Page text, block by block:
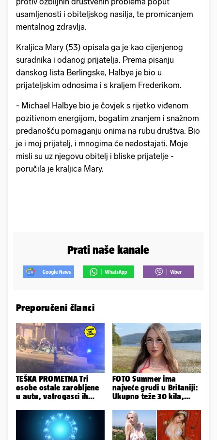
usamljenosti i obiteljskog nasilja, te promicanjem
mentalnog zdravlja.
Kraljica Mary (53) opisala ga je kao cijenjenog
suradnika i odanog prijatelja. Prema pisanju
danskog lista Berlingske, Halbye je bio u
prijateljskim odnosima i s kraljem Frederikom.
- Michael Halbye bio je čovjek s rijetko viđenom
pozitivnom energijom, bogatim znanjem i snažnom
predanošću pomaganju onima na rubu društva. Bio
je i moj prijatelj, i mnogima će nedostajati. Moje
misli su uz njegovu obitelj i bliske prijatelje -
poručila je kraljica Mary.
Prati naše kanale
Preporučeni članci
TEŠKA PROMETNA Tri
osobe ostale zarobljene
u autu, vatrogasci ih
FOTO Summer ima
najveće grudi u Britaniji:
Ukupno teže 30 kila,
smanjivanju...